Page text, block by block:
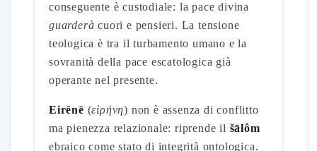
conseguente è custodiale: la pace divina
guarderà cuori e pensieri. La tensione
teologica è tra il turbamento umano e la
sovranità della pace escatologica già
operante nel presente.
Eirēnē (εἰρήνη) non è assenza di conflitto
ma pienezza relazionale: riprende il šālôm
ebraico come stato di integrità ontologica.